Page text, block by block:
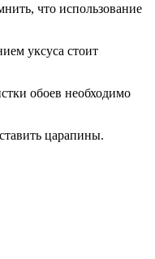
что использование
уксуса стоит
обоев необходимо
царапины.